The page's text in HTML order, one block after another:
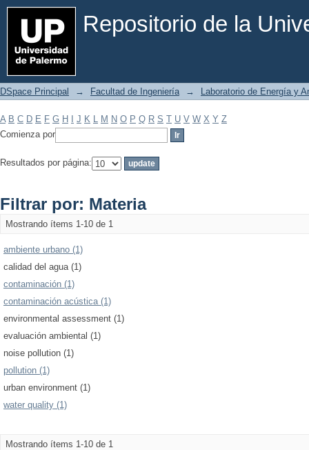
Repositorio de la
Filtrar por: Materia
DSpace Principal → Facultad de Ingeniería → Laboratorio de Energía y
A B C D E F G H J K L M N O P Q R S T U V W X Y Z
Comienza por
Resultados por página:
Filtrar por: Materia
Mostrando ítems 1-10 de 1
ambiente urbano (1)
calidad del agua (1)
contaminación (1)
contaminación acústica (1)
environmental assessment (1)
evaluación ambiental (1)
noise pollution (1)
pollution (1)
urban environment (1)
water quality (1)
Mostrando ítems 1-10 de 1